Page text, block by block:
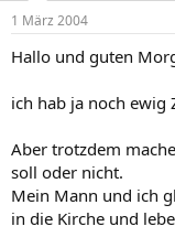
l
e
r
t
a
1 März 2004
Hallo und guten
ich hab ja noch ewig
Aber trotzdem
soll oder nicht.
Mein Mann und ich
in die Kirche und